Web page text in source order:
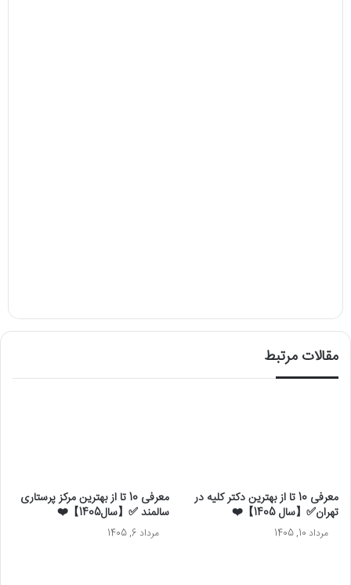
مقالات مرتبط
معرفی 10 تا از بهترین دکتر کلیه در
تهران✅【سال 1405】❤️
مرداد 10, 1405
معرفی 10 تا از بهترین مرکز پرستاری
سالمند ✅【سال1405】❤️
مرداد 6, 1405